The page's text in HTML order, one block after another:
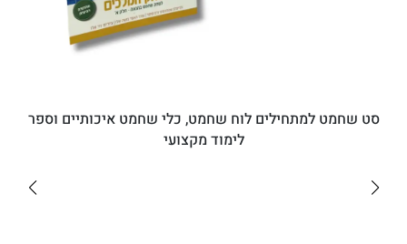
סט שחמט למתחילים לוח שחמט, כלי שחמט איכותיים וספר
לימוד מקצועי